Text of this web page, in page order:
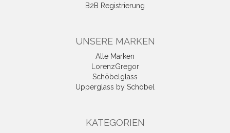
B2B Registrierung
UNSERE MARKEN
Alle Marken
LorenzGregor
Schöbelglass
Upperglass by Schöbel
KATEGORIEN